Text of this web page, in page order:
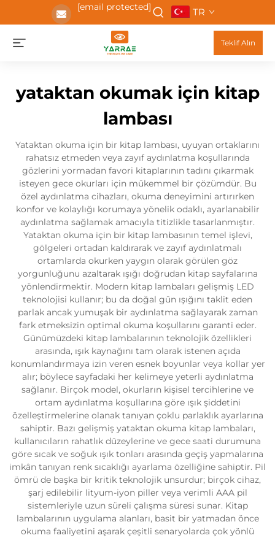
[email protected] TR
Teklif Alın
yataktan okumak için kitap
lambası
Yataktan okuma için bir kitap lambası, uyuyan ortaklarını
rahatsız etmeden veya zayıf aydınlatma koşullarında
gözlerini yormadan favori kitaplarının tadını çıkarmak
isteyen gece okurları için mükemmel bir çözümdür. Bu
özel aydınlatma cihazları, okuma deneyimini artırırken
konfor ve kolaylığı korumaya yönelik odaklı, ayarlanabilir
aydınlatma sağlamak amacıyla titizlikle tasarlanmıştır.
Yataktan okuma için bir kitap lambasının temel işlevi,
gölgeleri ortadan kaldırarak ve zayıf aydınlatmalı
ortamlarda okurken yaygın olarak görülen göz
yorgunluğunu azaltarak ışığı doğrudan kitap sayfalarına
yönlendirmektir. Modern kitap lambaları gelişmiş LED
teknolojisi kullanır; bu da doğal gün ışığını taklit eden
parlak ancak yumuşak bir aydınlatma sağlayarak zaman
fark etmeksizin optimal okuma koşullarını garanti eder.
Günümüzdeki kitap lambalarının teknolojik özellikleri
arasında, ışık kaynağını tam olarak istenen açıda
konumlandırmaya izin veren esnek boyunlar veya kollar yer
alır; böylece sayfadaki her kelimeye yeterli aydınlatma
sağlanır. Birçok model, okurların kişisel tercihlerine ve
ortam aydınlatma koşullarına göre ışık şiddetini
özelleştirmelerine olanak tanıyan çoklu parlaklık ayarlarına
sahiptir. Bazı gelişmiş yataktan okuma kitap lambaları,
kullanıcıların rahatlık düzeylerine ve gece saati durumuna
göre sıcak ve soğuk ışık tonları arasında geçiş yapmalarına
imkân tanıyan renk sıcaklığı ayarlama özelliğine sahiptir. Pil
ömrü de başka bir kritik teknolojik unsurdur; birçok cihaz,
şarj edilebilir lityum-iyon piller veya verimli AAA pil
sistemleriyle uzun süreli çalışma süresi sunar. Kitap
lambalarının uygulama alanları, basit bir yatmadan önce
okuma faaliyetini aşarak çeşitli senaryolarda çok yönlü